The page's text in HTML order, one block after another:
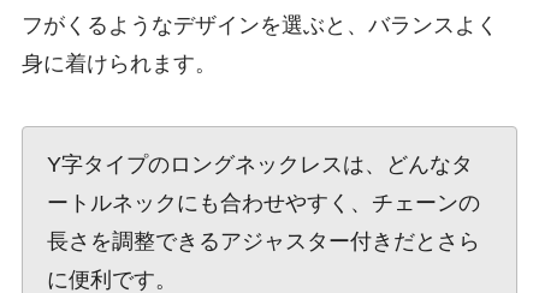
フがくるようなデザインを選ぶと、バランスよく
身に着けられます。
Y字タイプのロングネックレスは、どんなタ
ートルネックにも合わせやすく、チェーンの
長さを調整できるアジャスター付きだとさら
に便利です。